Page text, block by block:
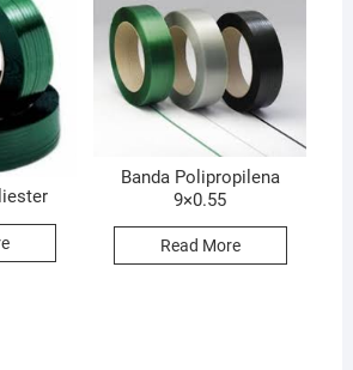
Banda Polipropilena
9×0.55
Read More